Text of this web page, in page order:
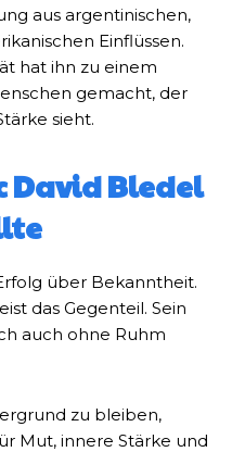
aus argentinischen,
Einflüssen.
hat ihn zu einem
gemacht, der
sieht.
David Bledel
über Bekanntheit.
das Gegenteil. Sein
auch ohne Ruhm
zu bleiben,
Mut, innere Stärke und